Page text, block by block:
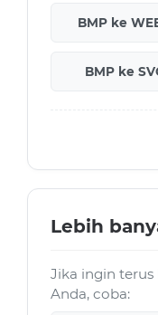
BMP ke
BMP ke
Lebih
Jika ingin terus
Anda, coba: